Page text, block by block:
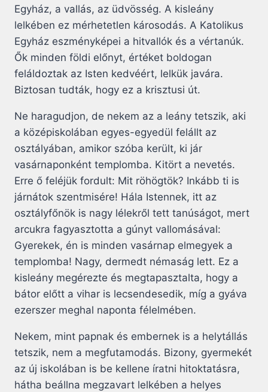
Egyház, a vallás, az üdvösség. A kisleány
lelkében ez mérhetetlen károsodás. A Katolikus
Egyház eszményképei a hitvallók és a vértanúk.
Ők minden földi előnyt, értéket boldogan
feláldoztak az Isten kedvéért, lelkük javára.
Biztosan tudták, hogy ez a krisztusi út.
Ne haragudjon, de nekem az a leány tetszik, aki
a középiskolában egyes-egyedül felállt az
osztályában, amikor szóba került, ki jár
vasárnaponként templomba. Kitört a nevetés.
Erre ő feléjük fordult: Mit röhögtök? Inkább ti is
járnátok szentmisére! Hála Istennek, itt az
osztályfőnök is nagy lélekről tett tanúságot, mert
arcukra fagyasztotta a gúnyt vallomásával:
Gyerekek, én is minden vasárnap elmegyek a
templomba! Nagy, dermedt némaság lett. Ez a
kisleány megérezte és megtapasztalta, hogy a
bátor előtt a vihar is lecsendesedik, míg a gyáva
ezerszer meghal naponta félelmében.
Nekem, mint papnak és embernek is a helytállás
tetszik, nem a megfutamodás. Bizony, gyermekét
az új iskolában is be kellene íratni hitoktatásra,
hátha beállna megzavart lelkében a helyes